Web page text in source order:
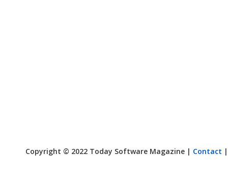
Copyright © 2022 Today Software Magazine | Contact